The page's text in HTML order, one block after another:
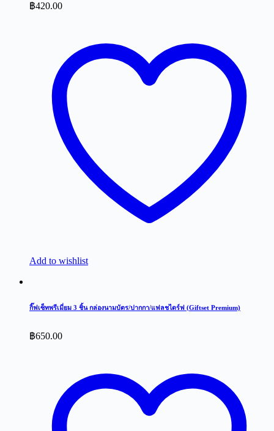
฿420.00
Add to wishlist
กิ๊ฟเซ็ทพรีเมี่ยม 3 ชิ้น กล่องนามบัตร/ปากกา/แฟลชไดร์ฟ (Giftset Premium)
฿650.00